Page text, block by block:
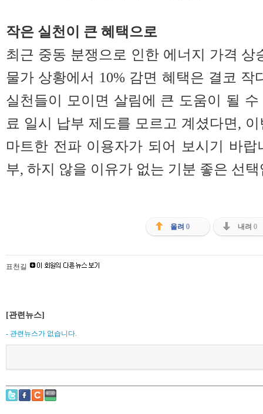
작은 실천이 큰 혜택으로
최근 중동 분쟁으로 인한 에너지 가격 상
물가 상황에서 10% 감면 혜택은 결코 작
실천들이 모이면 살림에 큰 도움이 될
료 일시 납부 제도를 모르고 계셨다면,
마트한 전파 이용자가 되어 보시기 바
부, 하지 않을 이유가 없는 기분 좋은 선
올려 0 내려 0
표천길
[관련뉴스]
- 관련뉴스가 없습니다.